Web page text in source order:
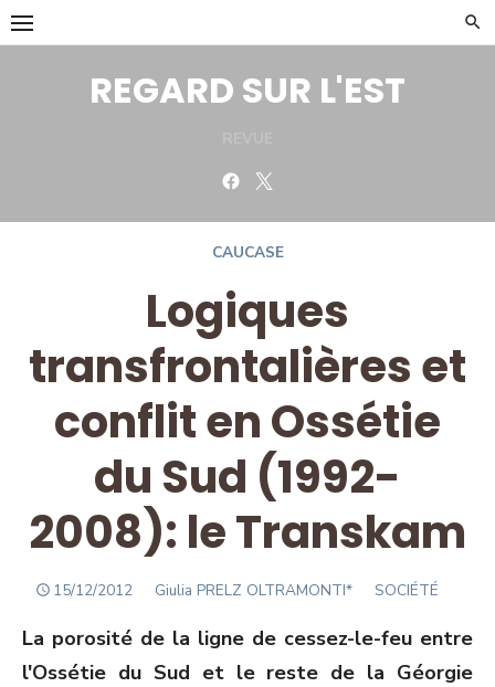
Skip
to
REGARD SUR L'EST
Facebook
CAUCASE
Logiques
transfrontalières et
conflit en Ossétie
du Sud (1992-
2008): le Transkam
POSTED
15/12/2012 Author
Giulia PRELZ OLTRAMONTI* SOCIÉTÉ
La porosité de la ligne de cessez-le-feu entre
l'Ossétie du Sud et le reste de la Géorgie